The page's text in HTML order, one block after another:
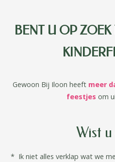
BENT U OP ZOEK
Gewoon Bij Iloon heeft meer
feestjes om
Wist
* Ik niet alles verklap wat we